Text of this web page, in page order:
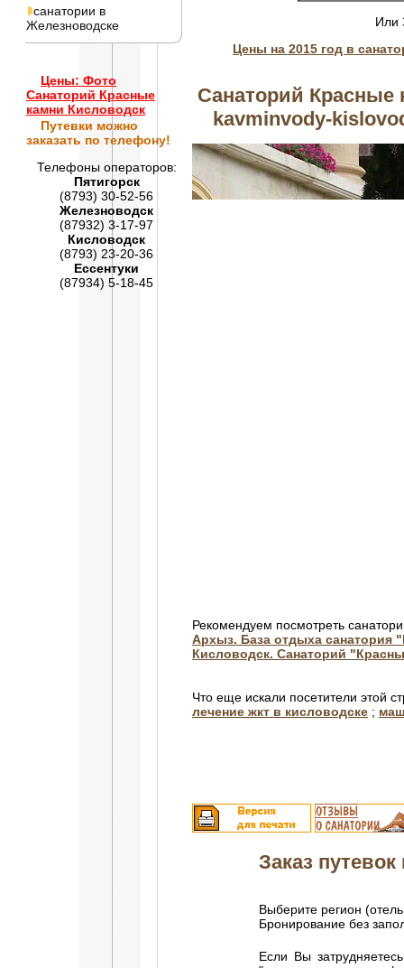
санатории в
Железноводске
Цены: Фото
Санаторий Красные
камни Кисловодск
Путевки можно
заказать по телефону!
Телефоны операторов:
Пятигорск
(8793) 30-52-56
Железноводск
(87932) 3-17-97
Кисловодск
(8793) 23-20-36
Ессентуки
(87934) 5-18-45
Цены на 2015 год в
Санаторий Красные
kavminvody-
Рекомендуем посмотреть
Архыз. База отдыха санатория
Кисловодск. Санаторий
Что еще искали посетители этой
лечение жкт в кисловодске ;
Заказ путевок
Выберите регион
Бронирование без
Если Вы